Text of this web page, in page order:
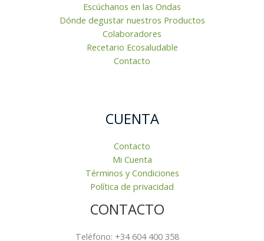
Escúchanos en las Ondas
Dónde degustar nuestros Productos
Colaboradores
Recetario Ecosaludable
Contacto
CUENTA
Contacto
Mi Cuenta
Términos y Condiciones
Política de privacidad
CONTACTO
Teléfono: +34 604 400 358